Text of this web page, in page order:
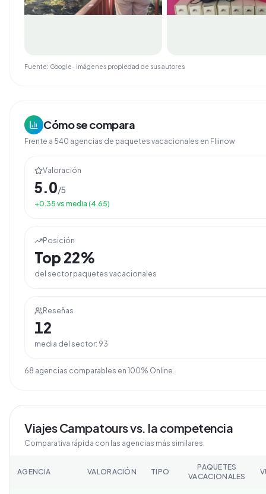
Fuente: Google · imágenes propiedad de sus autores
Cómo se compara
Frente a 540 agencias de paquetes vacacionales en Fliinow
Valoración
5.0/5
+0.35 vs media (4.65)
Posición
Top 22%
del sector paquetes vacacionales
Reseñas
12
media del sector: 93
68 agencias comparables en 100% Online
Viajes Campatoursvs. la competencia
Comparativa rápida con las agencias más similares.
AGENCIA VALORACIÓN TIPO
PAQUETES
VACACIONALES